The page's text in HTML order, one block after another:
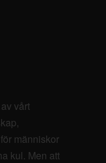
vårt
människor
kul. Men att